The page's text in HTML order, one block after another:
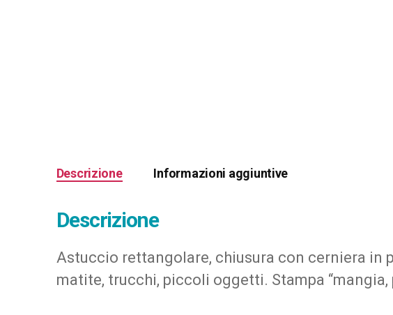
Descrizione Informazioni aggiuntive
Descrizione
Astuccio rettangolare, chiusura con cerniera in
matite, trucchi, piccoli oggetti. Stampa “mangia,